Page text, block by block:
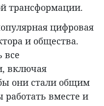
трансформации.
цифровая
и общества.
все
включая
они стали общим
вместе и